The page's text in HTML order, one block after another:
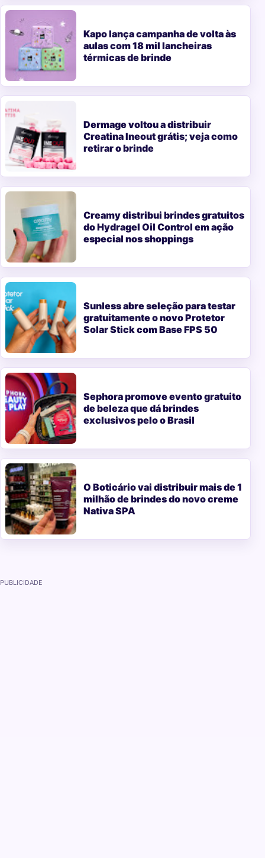
Kapo lança campanha de volta às
aulas com 18 mil lancheiras
térmicas de brinde
Dermage voltou a distribuir
Creatina Ineout grátis; veja como
retirar o brinde
Creamy distribui brindes gratuitos
do Hydragel Oil Control em ação
especial nos shoppings
Sunless abre seleção para testar
gratuitamente o novo Protetor
Solar Stick com Base FPS 50
Sephora promove evento gratuito
de beleza que dá brindes
exclusivos pelo o Brasil
O Boticário vai distribuir mais de 1
milhão de brindes do novo creme
Nativa SPA
PUBLICIDADE